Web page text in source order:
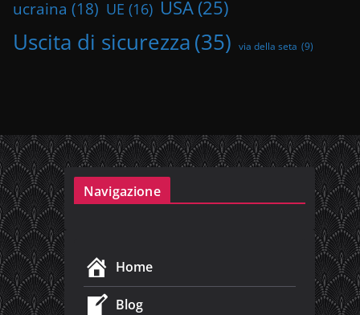
ucraina (18) UE (16) USA (25)
Uscita di sicurezza(35) via della seta (9)
Navigazione
Home
Blog